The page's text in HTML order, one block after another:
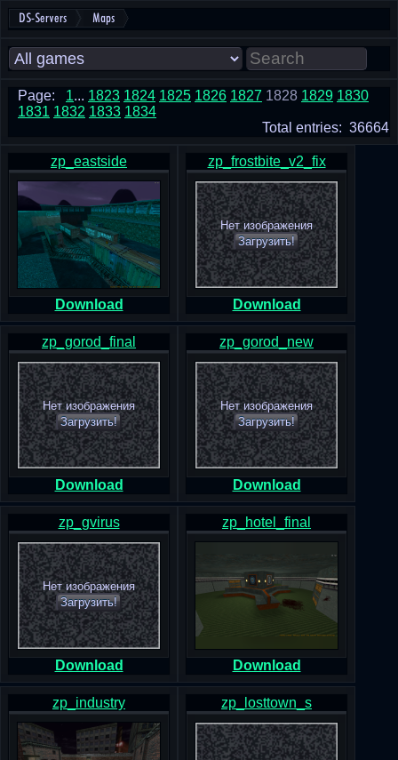
DS-Servers Maps
Page: 1... 1823 1824 1825 1826 1827 1828 1829 1830
1831 1832 1833 1834
Total entries: 36664
zp_eastside
Download
zp_frostbite_v2_fix
Нет изображения
Загрузить!
Download
zp_gorod_final
Нет изображения
Загрузить!
Download
zp_gorod_new
Нет изображения
Загрузить!
Download
zp_gvirus
Нет изображения
Загрузить!
Download
zp_hotel_final
Download
zp_industry zp_losttown_s